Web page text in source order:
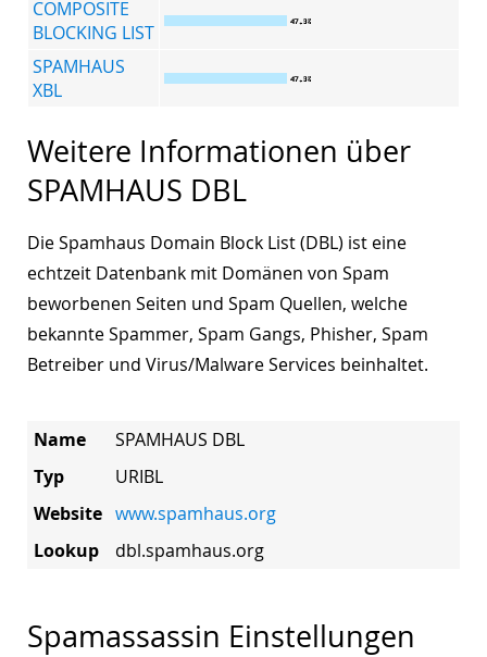
COMPOSITE
BLOCKING LIST
SPAMHAUS
XBL
Weitere Informationen über
SPAMHAUS DBL
Die Spamhaus Domain Block List (DBL) ist eine
echtzeit Datenbank mit Domänen von Spam
beworbenen Seiten und Spam Quellen, welche
bekannte Spammer, Spam Gangs, Phisher, Spam
Betreiber und Virus/Malware Services beinhaltet.
Name
SPAMHAUS DBL
Typ
URIBL
Website www.spamhaus.org
Lookup
dbl.spamhaus.org
Spamassassin Einstellungen